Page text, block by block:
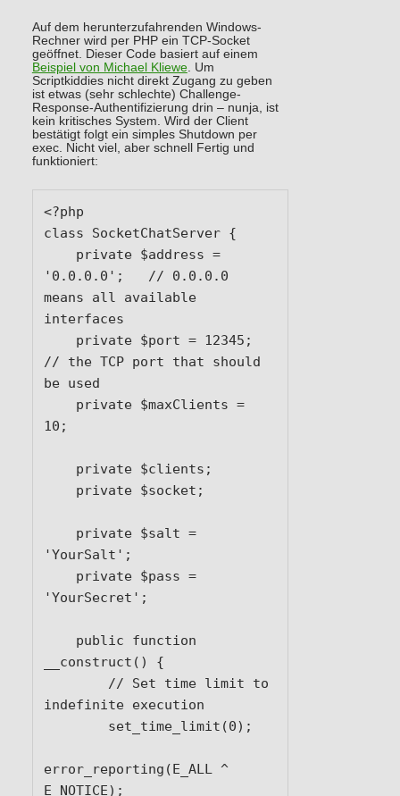
Auf dem herunterzufahrenden Windows-
Rechner wird per PHP ein TCP-Socket
geöffnet. Dieser Code basiert auf einem
Beispiel von Michael Kliewe. Um
Scriptkiddies nicht direkt Zugang zu geben
ist etwas (sehr schlechte) Challenge-
Response-Authentifizierung drin – nunja, ist
kein kritisches System. Wird der Client
bestätigt folgt ein simples Shutdown per
exec. Nicht viel, aber schnell Fertig und
funktioniert:
<?php
class SocketChatServer {
'0.0.0.0';   // 0.0.0.0
means all available
interfaces
// the TCP port that should
be used
10;
'YourSalt';
'YourSecret';
__construct() {
indefinite execution
error_reporting(E_ALL ^
E_NOTICE);